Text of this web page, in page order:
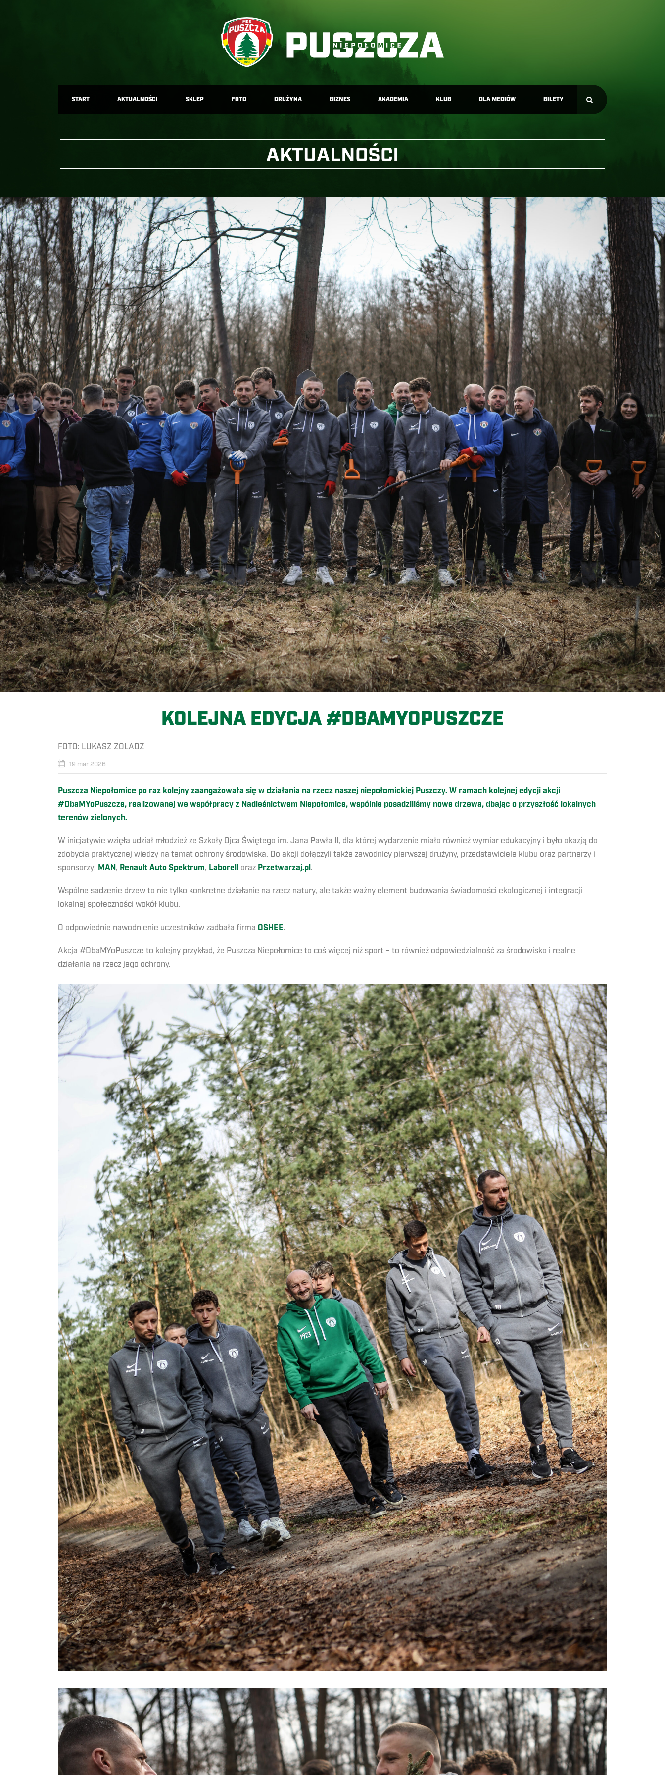
START AKTUALNOŚCI SKLEP FOTO DRUŻYNA BIZNES AKADEMIA KLUB DLA MEDIÓW BILETY
AKTUALNOŚCI
KOLEJNA EDYCJA #DBAMYOPUSZCZE
FOTO: LUKASZ ZOLADZ
19 mar 2026
Puszcza Niepołomice po raz kolejny zaangażowała się w działania na rzecz naszej niepołomickiej Puszczy. W ramach kolejnej edycji akcji
#DbaMYoPuszcze, realizowanej we współpracy z Nadleśnictwem Niepołomice, wspólnie posadziliśmy nowe drzewa, dbając o przyszłość lokalnych
terenów zielonych.
W inicjatywie wzięła udział młodzież ze Szkoły Ojca Świętego im. Jana Pawła II, dla której wydarzenie miało również wymiar edukacyjny i było okazją do
zdobycia praktycznej wiedzy na temat ochrony środowiska. Do akcji dołączyli także zawodnicy pierwszej drużyny, przedstawiciele klubu oraz partnerzy i
sponsorzy: MAN, Renault Auto Spektrum, Laborell oraz Przetwarzaj.pl.
Wspólne sadzenie drzew to nie tylko konkretne działanie na rzecz natury, ale także ważny element budowania świadomości ekologicznej i integracji
lokalnej społeczności wokół klubu.
O odpowiednie nawodnienie uczestników zadbała firma OSHEE.
Akcja #DbaMYoPuszcze to kolejny przykład, że Puszcza Niepołomice to coś więcej niż sport – to również odpowiedzialność za środowisko i realne
działania na rzecz jego ochrony.